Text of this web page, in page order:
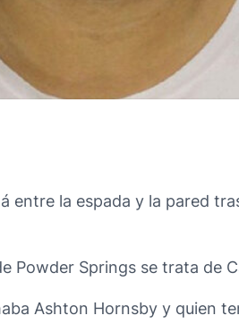
entre la espada y la pared
Powder Springs se trata de
Ashton Hornsby y quien